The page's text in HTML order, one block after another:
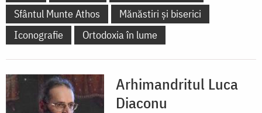
Sfântul Munte Athos
Mănăstiri și biserici
Iconografie
Ortodoxia în lume
Arhimandritul Luca
Diaconu